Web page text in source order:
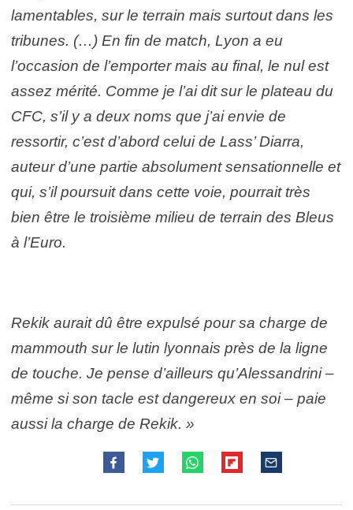
lamentables, sur le terrain mais surtout dans les
tribunes. (…) En fin de match, Lyon a eu
l’occasion de l’emporter mais au final, le nul est
assez mérité. Comme je l’ai dit sur le plateau du
CFC, s’il y a deux noms que j’ai envie de
ressortir, c’est d’abord celui de Lass’ Diarra,
auteur d’une partie absolument sensationnelle et
qui, s’il poursuit dans cette voie, pourrait très
bien être le troisième milieu de terrain des Bleus
à l’Euro.
Rekik aurait dû être expulsé pour sa charge de
mammouth sur le lutin lyonnais près de la ligne
de touche. Je pense d’ailleurs qu’Alessandrini –
même si son tacle est dangereux en soi – paie
aussi la charge de Rekik. »